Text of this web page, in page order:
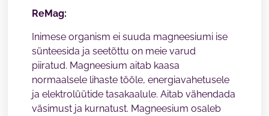
ReMag:
Inimese organism ei suuda magneesiumi ise
sünteesida ja seetõttu on meie varud
piiratud. Magneesium aitab kaasa
normaalsele lihaste tööle, energiavahetusele
ja elektrolüütide tasakaalule. Aitab vähendada
väsimust ja kurnatust. Magneesium osaleb